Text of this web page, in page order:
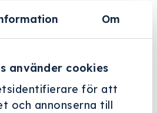
Om
använder cookies
för att
och annonserna till